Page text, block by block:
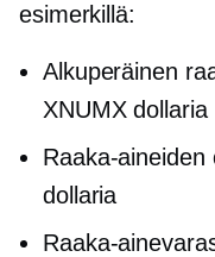
esimerkillä:
Alkuperäinen
XNUMX dollaria
Raaka-
dollaria
Raaka-